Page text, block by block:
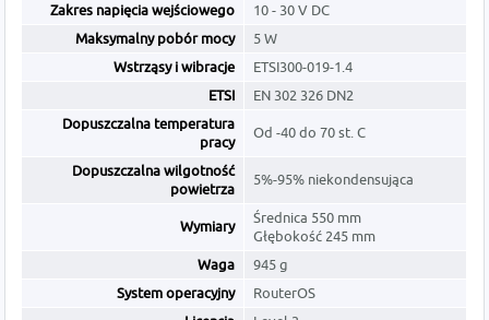
Zakres napięcia wejściowego
10 - 30 V DC
Maksymalny pobór mocy
5 W
Wstrząsy i wibracje
ETSI300-019-1.4
ETSI
EN 302 326 DN2
Dopuszczalna temperatura
pracy
Od -40 do 70 st. C
Dopuszczalna wilgotność
powietrza
5%-95% niekondensująca
Wymiary
Średnica 550 mm
Głębokość 245 mm
Waga
945 g
System operacyjny
RouterOS